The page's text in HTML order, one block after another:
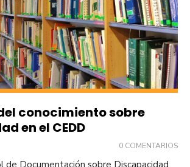
conocimiento sobre
en el CEDD
0 COMENTARIOS
de Documentación sobre Discapacidad